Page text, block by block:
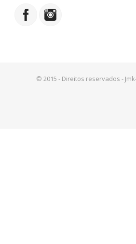
© 2015 - Direitos reservados -